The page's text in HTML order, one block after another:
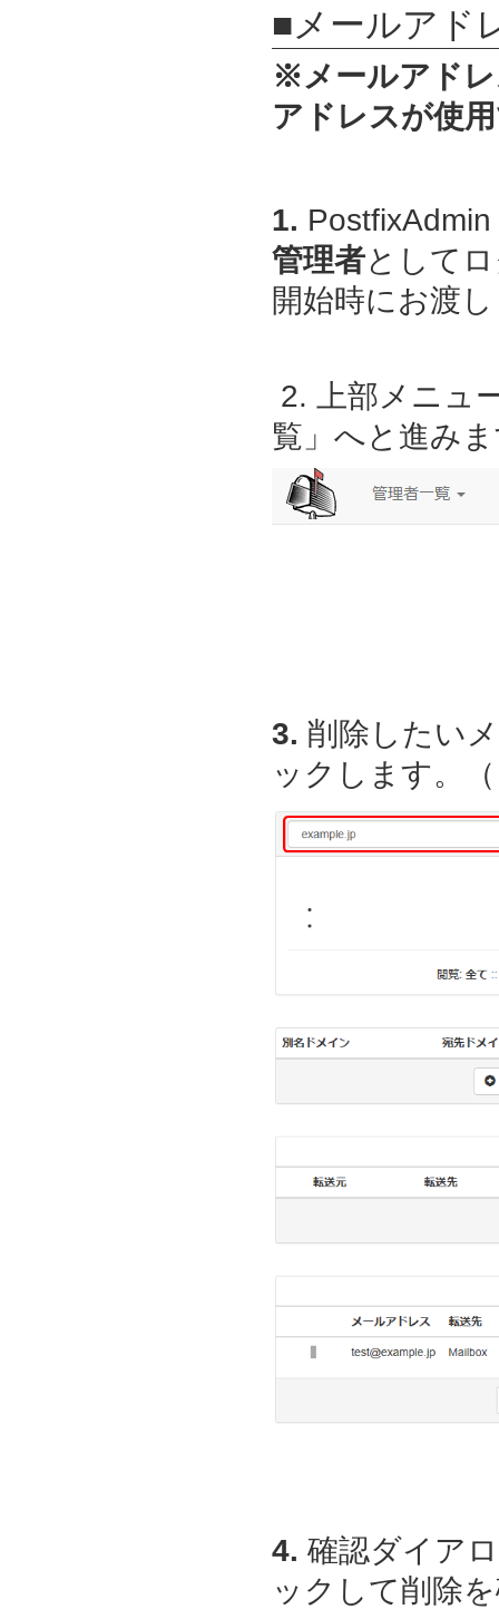
■メールアド
※メールアド
アドレスが使
1. PostfixAdmin
管理者として
開始時にお渡
2. 上部メニュ
覧」へと進み
3. 削除したい
ックします。
4. 確認ダイア
ックして削除